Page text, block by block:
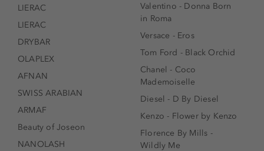
LIERAC
LIERAC
DRYBAR
OLAPLEX
AFNAN
SWISS ARABIAN
ARMAF
Beauty of Joseon
NANOLASH
Valentino - Donna Born
in Roma
Versace - Eros
Tom Ford - Black Orchid
Chanel - Coco
Mademoiselle
Diesel - D By Diesel
Kenzo - Flower by Kenzo
Florence By Mills -
Wildly Me